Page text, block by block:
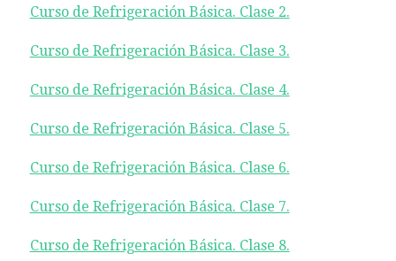
Curso de Refrigeración Básica. Clase 2.
Curso de Refrigeración Básica. Clase 3.
Curso de Refrigeración Básica. Clase 4.
Curso de Refrigeración Básica. Clase 5.
Curso de Refrigeración Básica. Clase 6.
Curso de Refrigeración Básica. Clase 7.
Curso de Refrigeración Básica. Clase 8.